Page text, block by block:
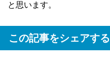
と思います。
この記事をシェアする